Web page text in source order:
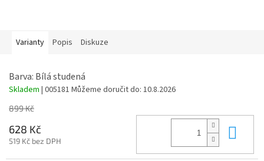
Varianty Popis Diskuze
Barva: Bílá studená
Skladem | 005181 Můžeme doručit do: 10.8.2026
899 Kč
628 Kč
519 Kč bez DPH